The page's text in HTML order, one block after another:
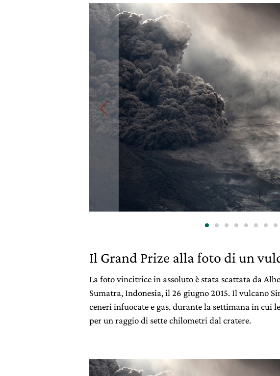
Il Grand Prize alla foto di un
La foto vincitrice in assoluto è stata scattata da
Sumatra, Indonesia, il 26 giugno 2015. Il vulcano
ceneri infuocate e gas, durante la settimana in cui
per un raggio di sette chilometri dal cratere.